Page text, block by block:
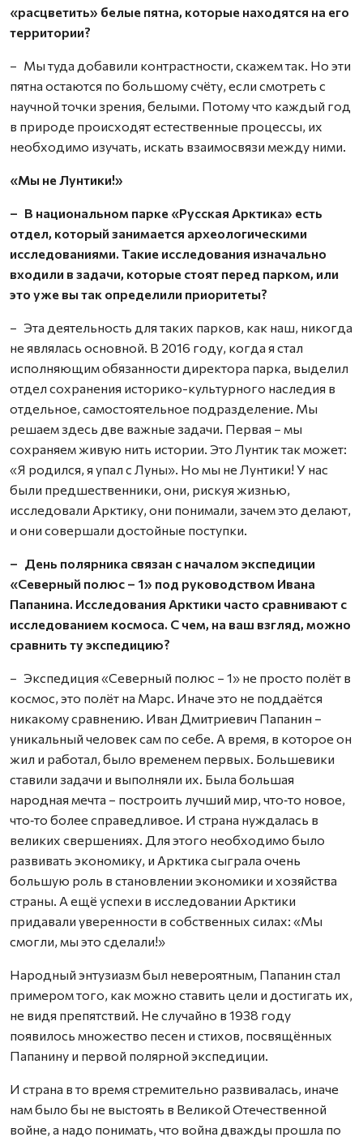
«расцветить» белые пятна, которые находятся на его
территории?
– Мы туда добавили контрастности, скажем так. Но эти
пятна остаются по большому счёту, если смотреть с
научной точки зрения, белыми. Потому что каждый год
в природе происходят естест­венные процессы, их
необходимо изучать, искать взаимосвязи между ними.
«Мы не Лунтики!»
– В национальном парке «Русская Арктика» есть
отдел, который занимается археологическими
исследованиями. Такие исследования изначально
входили в задачи, которые стоят перед парком, или
это уже вы так определили приоритеты?
– Эта деятельность для таких парков, как наш, никогда
не являлась основной. В 2016 году, когда я стал
исполняющим обязанности директора парка, выделил
отдел сохранения историко-культурного наследия в
отдельное, самостоятельное подразделение. Мы
решаем здесь две важные задачи. Первая – мы
сохраняем живую нить истории. Это Лунтик так может:
«Я родился, я упал с Луны». Но мы не Лунтики! У нас
были предшест­венники, они, рискуя жизнью,
исследовали Арктику, они понимали, зачем это делают,
и они совершали достойные поступки.
– День полярника связан с началом экспедиции
«Северный полюс – 1» под руководством Ивана
Папанина. Исследования Арктики часто сравнивают с
исследованием космоса. С чем, на ваш взгляд, можно
сравнить ту экспедицию?
– Экспедиция «Северный полюс – 1» не просто полёт в
космос, это полёт на Марс. Иначе это не поддаётся
никакому сравнению. Иван Дмитриевич Папанин –
уникальный человек сам по себе. А время, в которое он
жил и работал, было временем первых. Большевики
ставили задачи и выполняли их. Была большая
народная мечта – построить лучший мир, что‑то новое,
что‑то более справедливое. И страна нуждалась в
великих свершениях. Для этого необходимо было
развивать экономику, и Арктика сыграла очень
большую роль в становлении экономики и хозяйства
страны. А ещё успехи в исследовании Арктики
придавали уверенности в собственных силах: «Мы
смогли, мы это сделали!»
Народный энтузиазм был невероятным, Папанин стал
примером того, как можно ставить цели и достигать их,
не видя препятствий. Не случайно в 1938 году
появилось множество песен и стихов, посвящённых
Папанину и первой полярной экспедиции.
И страна в то время стремительно развивалась, иначе
нам было бы не выстоять в Великой Отечественной
войне, а надо понимать, что война дважды прошла по